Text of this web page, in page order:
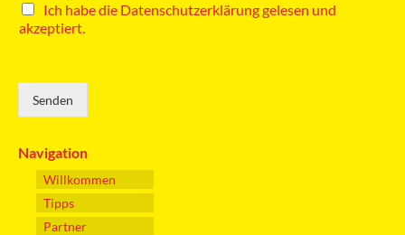
Ich habe die Datenschutzerklärung gelesen und
akzeptiert.
Senden
Navigation
Willkommen
Tipps
Partner